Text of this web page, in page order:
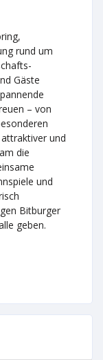
rund um
Gäste
– von
und
die
und
Bitburger
geben.